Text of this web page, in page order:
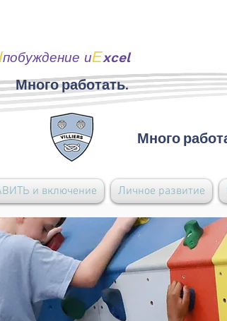
побуждение иЕxcel
Много
Много работать.
и включение Личное развитие